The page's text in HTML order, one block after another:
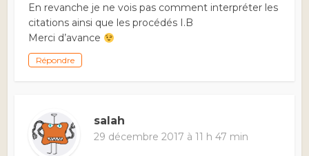
En revanche je ne vois pas comment interpréter les
citations ainsi que les procédés I.B
Merci d’avance
Répondre
salah
29 décembre 2017 à 11 h 47 min